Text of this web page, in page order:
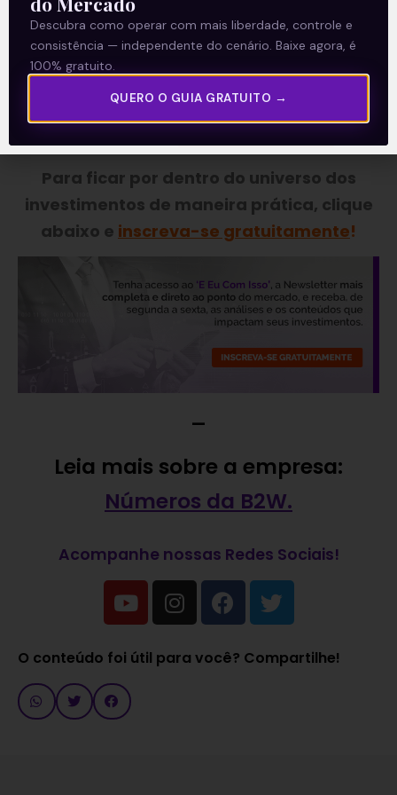
então, literalmente a “todo custo”.
Este conteúdo faz parte da nossa
Newsletter‘E Eu Com Isso’.
Para ficar por dentro do universo dos
investimentos de maneira prática, clique
abaixo e inscreva-se gratuitamente!
—
Leia mais sobre a empresa:
Números da B2W.
Acompanhe nossas Redes Sociais!
O conteúdo foi útil para você? Compartilhe!
Descubra como operar com mais liberdade, controle e
consistência — independente do cenário. Baixe agora, é
100% gratuito.
QUERO O GUIA GRATUITO →